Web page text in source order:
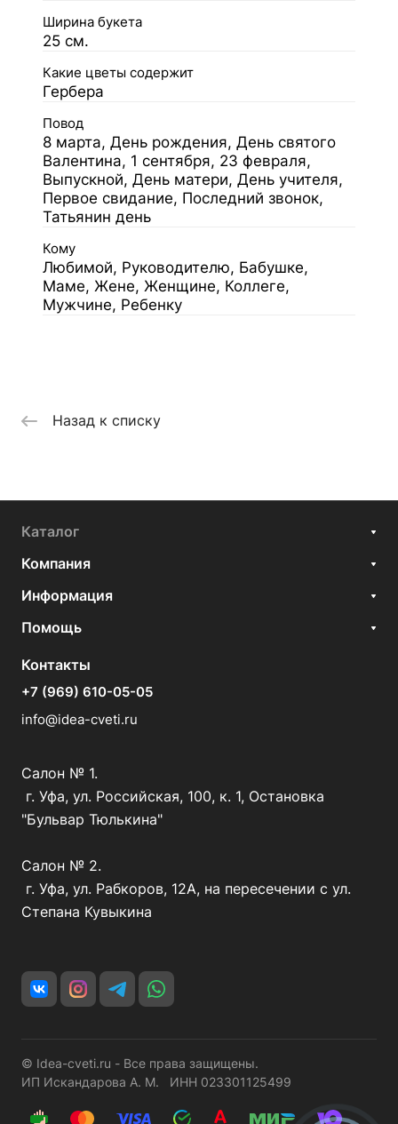
Ширина букета
25 см.
Какие цветы содержит
Гербера
Повод
8 марта, День рождения, День святого
Валентина, 1 сентября, 23 февраля,
Выпускной, День матери, День учителя,
Первое свидание, Последний звонок,
Татьянин день
Кому
Любимой, Руководителю, Бабушке,
Маме, Жене, Женщине, Коллеге,
Мужчине, Ребенку
Назад к списку
Каталог
Компания
Информация
Помощь
Контакты
+7 (969) 610-05-05
info@idea-cveti.ru
Салон № 1.
г. Уфа, ул. Российская, 100, к. 1, Остановка
"Бульвар Тюлькина"
Салон № 2.
г. Уфа, ул. Рабкоров, 12А, на пересечении с ул.
Степана Кувыкина
© Idea-cveti.ru - Все права защищены.
ИП Искандарова А. М. ИНН 023301125499